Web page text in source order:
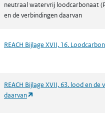
neutraal watervrij loodcarbonaat
en de verbindingen daarvan
REACH Bijlage XVII, 16.
tabblad)
REACH Bijlage XVII, 63. lood en de
daarvan